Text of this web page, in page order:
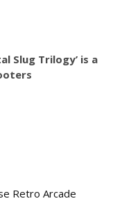
Slug Trilogy’ is a
Retro Arcade